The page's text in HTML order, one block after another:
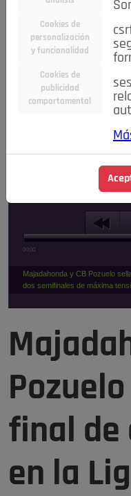
Todas las noticias..
#TePrestoMisOjos
Entretenimiento
Internacional
Madrid
Escucha el audio de
00:00
Majadahonda y CB Pozuelo
dos semifinales de máxima
final de
en la
Cookies de
personalización
y funcionalidad
Cookies de
publicidad
comportamental